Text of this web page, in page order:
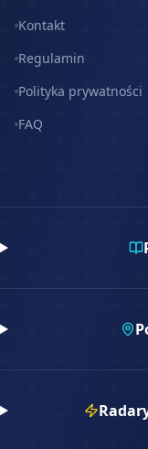
Kontakt
Regulamin
Polityka prywatności
FAQ